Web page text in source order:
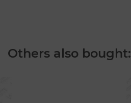
Others also bought: